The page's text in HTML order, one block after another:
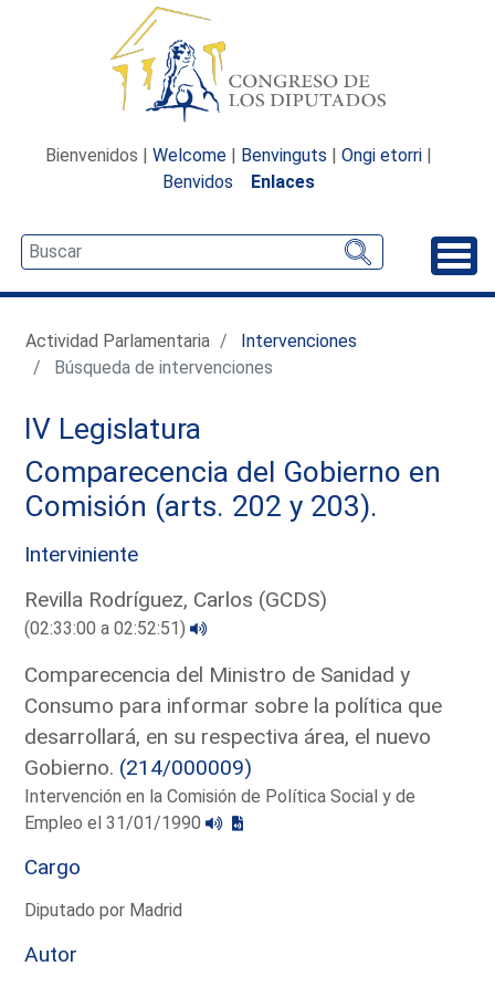
Bienvenidos | Welcome | Benvinguts | Ongi etorri |
Benvidos
Enlaces
Actividad Parlamentaria
Intervenciones
Búsqueda de intervenciones
IV Legislatura
Comparecencia del Gobierno en
Comisión (arts. 202 y 203).
Interviniente
Revilla Rodríguez, Carlos (GCDS)
(02:33:00 a 02:52:51)
Comparecencia del Ministro de Sanidad y
Consumo para informar sobre la política que
desarrollará, en su respectiva área, el nuevo
Gobierno. (214/000009)
Intervención en la Comisión de Política Social y de
Empleo el 31/01/1990
Cargo
Diputado por Madrid
Autor